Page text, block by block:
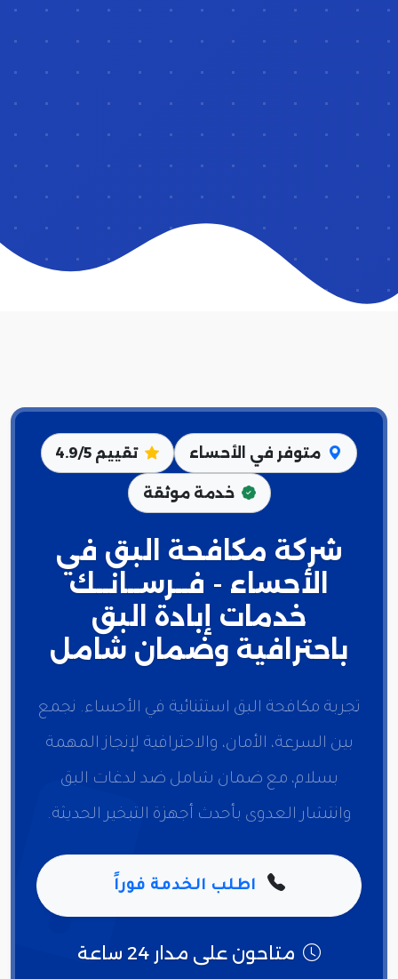
متوفر في الأحساء تقييم 4.9/5
خدمة موثقة
شركة مكافحة البق في
الأحساء - فــرســانــك
خدمات إبادة البق
باحترافية وضمان شامل
تجربة مكافحة البق استثنائية في الأحساء. نجمع
بين السرعة، الأمان، والاحترافية لإنجاز المهمة
بسلام، مع ضمان شامل ضد لدغات البق
وانتشار العدوى بأحدث أجهزة التبخير الحديثة.
اطلب الخدمة فوراً
متاحون على مدار 24 ساعة